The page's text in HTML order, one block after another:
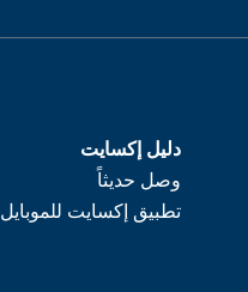
دليل إكسايت
وصل حديثاً
تطبيق إكسايت للموبايل